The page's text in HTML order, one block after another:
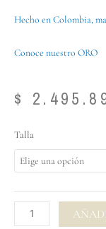
Hecho en Colombia,
Conoce nuestro ORO
$
Talla
Anillo
de
compromiso
blanco
diamantes